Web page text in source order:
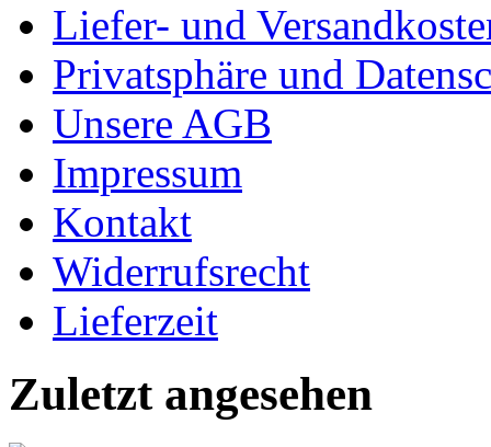
Liefer- und
Privatsphäre und
Unsere AGB
Impressum
Kontakt
Widerrufsrecht
Lieferzeit
Zuletzt angesehen